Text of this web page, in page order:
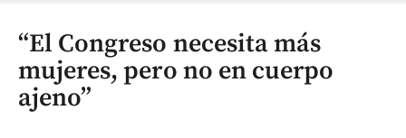
“El Congreso necesita más
mujeres, pero no en cuerpo
ajeno”